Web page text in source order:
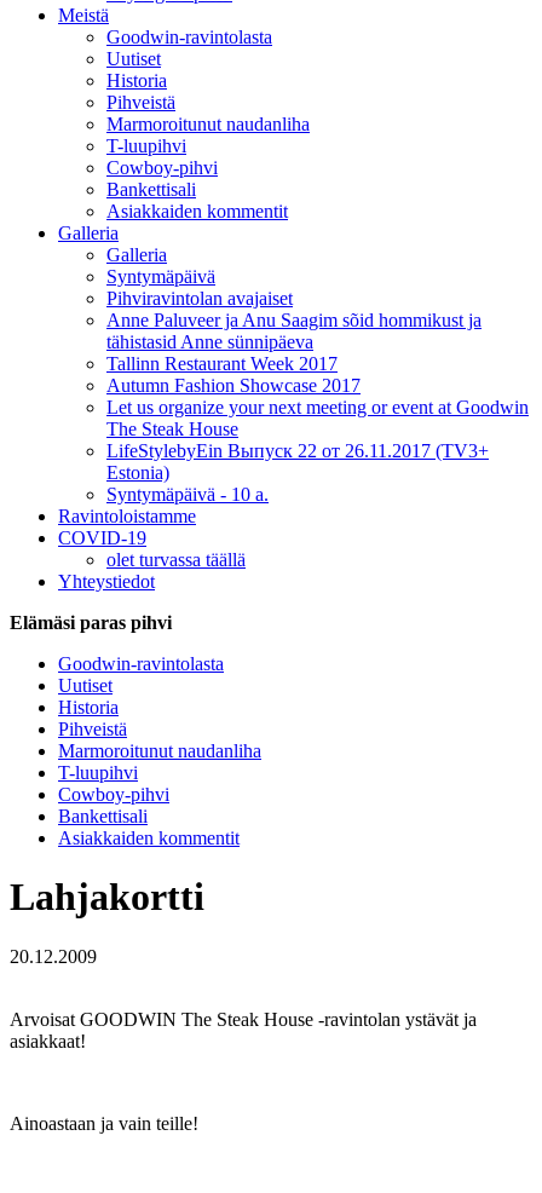
Meistä
Goodwin-ravintolasta
Uutiset
Historia
Pihveistä
Marmoroitunut naudanliha
T-luupihvi
Cowboy-pihvi
Bankettisali
Asiakkaiden kommentit
Galleria
Galleria
Syntymäpäivä
Pihviravintolan avajaiset
Anne Paluveer ja Anu Saagim sõid hommikust ja
tähistasid Anne sünnipäeva
Tallinn Restaurant Week 2017
Autumn Fashion Showcase 2017
Let us organize your next meeting or event at Goodwin
The Steak House
LifeStylebyEin Выпуск 22 от 26.11.2017 (TV3+
Estonia)
Syntymäpäivä - 10 a.
Ravintoloistamme
COVID-19
olet turvassa täällä
Yhteystiedot
Elämäsi paras pihvi
Goodwin-ravintolasta
Uutiset
Historia
Pihveistä
Marmoroitunut naudanliha
T-luupihvi
Cowboy-pihvi
Bankettisali
Asiakkaiden kommentit
Lahjakortti
20.12.2009
Arvoisat GOODWIN The Steak House -ravintolan ystävät ja
asiakkaat!
Ainoastaan ja vain teille!